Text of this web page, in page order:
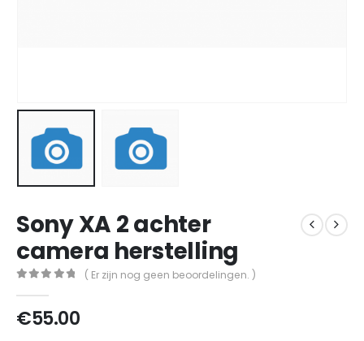
Sony XA 2 achter
camera herstelling
( Er zijn nog geen beoordelingen. )
€55.00